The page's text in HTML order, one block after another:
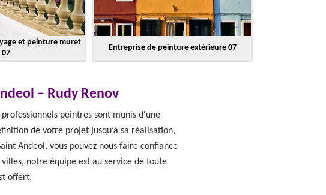
et peinture muret
07
Entreprise de peinture extérieure 07
– Rudy Renov
peintres sont munis d'une
de votre projet jusqu’à sa réalisation,
Andeol, vous pouvez nous faire confiance
notre équipe est au service de toute
offert.